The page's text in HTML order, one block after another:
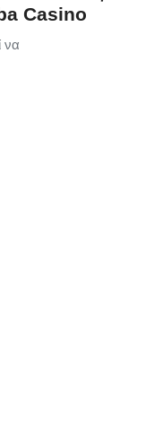
Casino
να